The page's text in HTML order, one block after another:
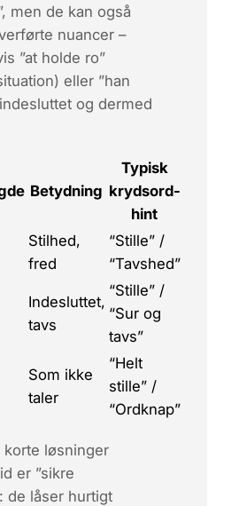
men de kan også
nuancer –
”at holde ro”
eller ”han
og dermed
Betydning
Typisk
krydsord-
hint
Stilhed,
fred
“Stille” /
“Tavshed”
Indesluttet,
tavs
“Stille” /
“Sur og
tavs”
Som ikke
taler
“Helt
stille” /
“Ordknap”
korte løsninger
er ”sikre
de låser hurtigt